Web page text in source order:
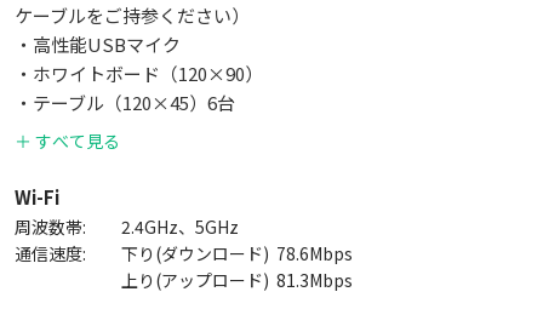
▼空室がない場合、同じビルに別のスペースがあります▼
▼こちらもご検討ください▼
【お気軽会議室博多deca(23人)】
m/detail?id=6284
【お気軽会議室博多pico(14人)】
【お気軽会議室博多nano(14人)】
om/detail?id=6283
【ご案内】近隣に新店舗ができました！
ケーブルをご持参ください）
・高性能USBマイク
・ホワイトボード（120×90）
・テーブル（120×45）6台
・イス14脚
・D-SUB-HDMI変換アダプタ
・電源タップ
・LEDリングライト
室内の設備、備品は無料貸出サービスとなっています。万が一
＋ すべて見る
Wi-Fi
周波数帯:
2.4GHz、5GHz
通信速度:
下り(ダウンロード) 78.6Mbps
上り(アップロード) 81.3Mbps